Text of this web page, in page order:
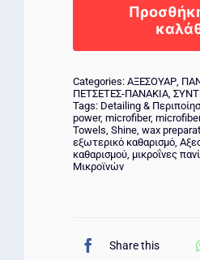
Categories: ΑΞΕΣΟΥΑΡ,
ΠΕΤΣΕΤΕΣ-ΠΑΝΑΚΙΑ,
Tags: Detailing &
power, microfiber,
Towels, Shine, wax
εξωτερικό καθαρισμό,
καθαρισμού, μικροΐνες πανί
Μικροϊνών
Share this